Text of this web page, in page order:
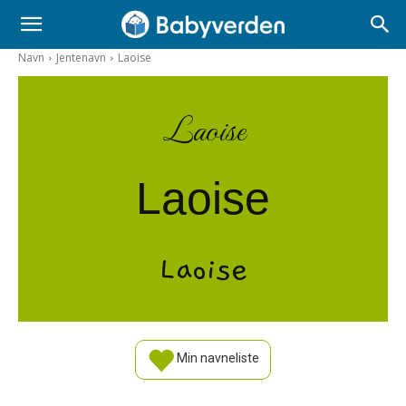
Navn Jentenavn Laoise
Laoise
Laoise
Laoise
Min navneliste